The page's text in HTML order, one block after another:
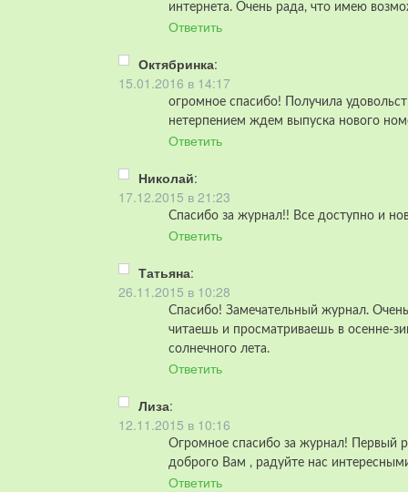
интернета. Очень рада, что имею
Ответить
Октябринка:
15.01.2016 в 14:17
огромное спасибо! Получила
нетерпением ждем выпуска нового
Ответить
Николай:
17.12.2015 в 21:23
Спасибо за журнал!! Все доступно и
Ответить
Татьяна:
26.11.2015 в 10:28
Спасибо! Замечательный журнал.
читаешь и просматриваешь в осенне-
солнечного лета.
Ответить
Лиза:
12.11.2015 в 10:16
Огромное спасибо за журнал! Первый
доброго Вам , радуйте нас
Ответить